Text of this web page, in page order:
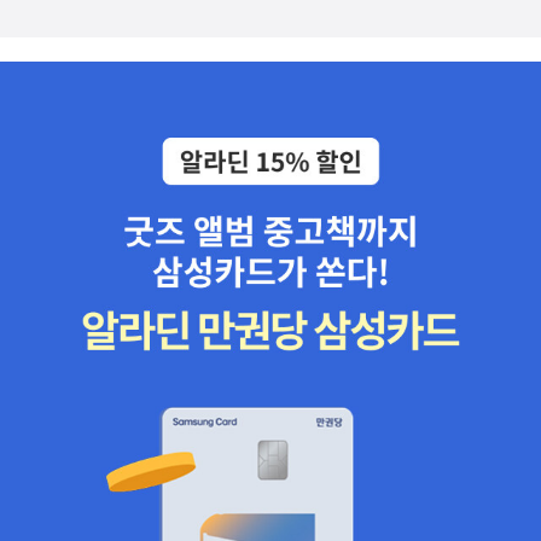
달 초에 공개적으로 약속했습니다. 싸다구 맞을 각오로 페미니즘을
공부하겠다고요[5]. ‘중립’이라는 이름에 숨어서 페미니즘 내 문제를
소극적으로 지켜봐야 했던 시절이 있었습니다. 쉽게 결론 내리기 어
려운 페미니즘 논쟁에 대해 어떠한 입장을 내놓아도 어차피 욕먹게
되어 있습니다. 물론, 타당한 비판도 받을 자세가 되어 있습니다.
[1] 워마드 회원 전체가 성소수자를 차별하는 건 아닙니다. 워마드
일부가 성소수자를 혐오합니다. 성소수자 문제에 관심 있는 워마드
즘》, 215쪽. [3] 루인, 『트랜스젠더 운동, 페미니즘과 동성애 운동과
의 관계: 미국과 한국의 경우』, 2012년 3월 1일, ‘Run To 루인’ htt
p://runtoruin.com/1955 [4] 달리는 기차 위에 중립은 없다(하워
드 진). [5] [싸다구 맞을 각오로 공부하기] http://blog.aladin.co.
이리가라이,『하나이지 않은 성』시몬 드 보부아르,『제2의 성』
패러독스다.) * 동물은 평등하다. 어떤 동물은 더 평등하다./인간은
p://www.insight.co.kr/article.php?ArtNo=32958 * 밑줄 긋
기 (2장 도착된 현재주의 p77~p114)p83 남성성을 다룬 현대의 많
은 역사책은 남자다움의 개념과 민족의 생산, 또는 남성성과 계급, 심
지어 남성의 사회성과 섹슈얼리티 사이의 연속성과 대립의 궤적을 추
적하는 데 만족하는 것처럼 보인다. 그렇지만 남성적인 여성이 이런
남성성 모델이 발전하는 데 어떤 영향을 미쳤는지를 탐구하려는 시도
타당할 수 있다.p84 ‘역사적이고 이데올로기적인 과정’으로 정의한
다. 따라서 남자다움 또는 오늘날 흔히 쓰는 표현으로 ‘남성성’은 끊임
없는 ‘역동적 과정’이며, 남성들은 이 과정을 통해 공적 권위에 다가갈
권리를 주장할 수 있다. ; <소모되는 남자>에서 여자는 태어나는 순
망하기 때문이며, 무용한 것은 우리가 결코 만족하지 못하기 때문이
다.p35 남성의 여성성하고 다르게, 여성의 남성성은 이성애 규범적
문화와 동성애 규범적 문화에서 대체로 정체성 오인과 부적응의 병리
적 징후로, 곧 결코 도달할 수 없는 존재가 되거나 가질 수 없는 힘을
획득하려는 갈망으로 받아들여진다. ; 여성의 남성성은 남성의 여성
성과 다르게, 정말 다른가? 동성애 규범적 문화, 이런 규범적 문화가
있었단 말인가?p36 내 기획은 학제 간 성격을 띠기 때문에 활용할
... ‘퀴어 방법론’ ; 정말 이런 새로운 방법이 존재한단 말인가?p40 반
면, 우리는 과연 텍스트에 바탕을 두지 않는 퀴어 이론이나 섹스 이론
의 형태가 존재하는지를 물어야 한다. ; 물어본 결과 그런 것이 존재하
는가?p40 어떻게 보면 퀴어 방법론은 서로 다른 여러 방법을 활용해
공허와 죄의식을 느끼며 잃어버린 '나'를 찾는 여정만큼은 아주 진실
된 고백이다. 그런 의미에서 매우 추천. 아직 다 읽지 않아서... 〈여
성주의 101〉이라고 해야 할까? 여성학의 기초와 성격, 현실에서의 여
성, 성매매까지 다루고 있는 제대로 된 입문서이다. 개정판. 페미니즘
에 대해 많은 이들이 갖고 있는 선입견을 깨주는 책이다. 저자는, 페미
니즘은 여성의 참혹한 현실을 고발하는 학문이 아니라고 이야기하며,
여성의 눈으로 이 세계를 다시 들여다보자고, 여성의 목소리로 이 세
방식을 받아들이지 못한 사람들에겐 조금 어렵게 느껴지는 이론적인
책들이었다면, 이 책은 기초부터 시작한다. 여성주의란 무엇인지, 그
것이 왜 필요한지, 여성주의를 통해 나와 세상이 어떻게 달라질 수 있
는지를 친절하게 알려준다. 저자가 말하는 다른 목소리에는 여자뿐